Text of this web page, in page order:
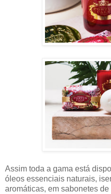
Assim toda a gama está
óleos essenciais naturais,
aromáticas, em sabonetes